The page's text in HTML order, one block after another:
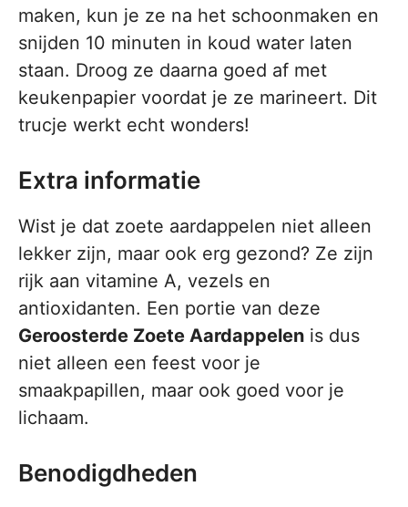
maken, kun je ze na het schoonmaken en
snijden 10 minuten in koud water laten
staan. Droog ze daarna goed af met
keukenpapier voordat je ze marineert. Dit
trucje werkt echt wonders!
Extra informatie
Wist je dat zoete aardappelen niet alleen
lekker zijn, maar ook erg gezond? Ze zijn
rijk aan vitamine A, vezels en
antioxidanten. Een portie van deze
Geroosterde Zoete Aardappelen is dus
niet alleen een feest voor je
smaakpapillen, maar ook goed voor je
lichaam.
Benodigdheden